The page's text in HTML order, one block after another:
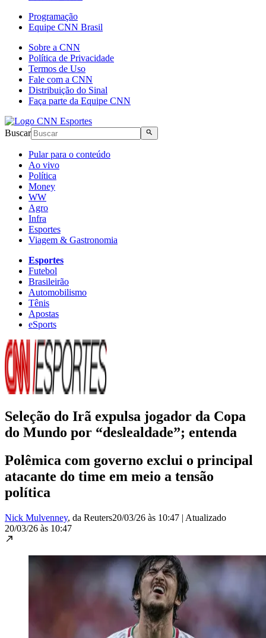
Programação
Equipe CNN Brasil
Sobre a CNN
Política de Privacidade
Termos de Uso
Fale com a CNN
Distribuição do Sinal
Faça parte da Equipe CNN
Buscar
Pular para o conteúdo
Ao vivo
Política
Money
WW
Agro
Infra
Esportes
Viagem & Gastronomia
Esportes
Futebol
Brasileirão
Automobilismo
Tênis
Apostas
eSports
Seleção do Irã expulsa jogador da Copa
do Mundo por “deslealdade”; entenda
Polêmica com governo exclui o principal
atacante do time em meio a tensão
política
Nick Mulvenney, da Reuters20/03/26 às 10:47 | Atualizado
20/03/26 às 10:47